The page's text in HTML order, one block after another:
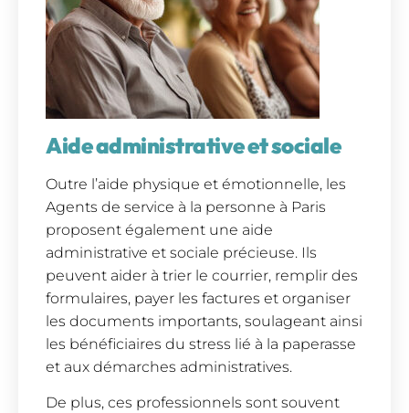
Aide administrative et sociale
Outre l’aide physique et émotionnelle, les
Agents de service à la personne à Paris
proposent également une aide
administrative et sociale précieuse. Ils
peuvent aider à trier le courrier, remplir des
formulaires, payer les factures et organiser
les documents importants, soulageant ainsi
les bénéficiaires du stress lié à la paperasse
et aux démarches administratives.
De plus, ces professionnels sont souvent